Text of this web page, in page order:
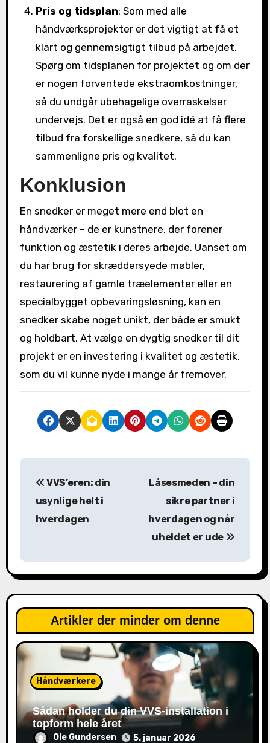
Pris og tidsplan: Som med alle
håndværksprojekter er det vigtigt at få et
klart og gennemsigtigt tilbud på arbejdet.
Spørg om tidsplanen for projektet og om der
er nogen forventede ekstraomkostninger,
så du undgår ubehagelige overraskelser
undervejs. Det er også en god idé at få flere
tilbud fra forskellige snedkere, så du kan
sammenligne pris og kvalitet.
Konklusion
En snedker er meget mere end blot en
håndværker – de er kunstnere, der forener
funktion og æstetik i deres arbejde. Uanset om
du har brug for skræddersyede møbler,
restaurering af gamle træelementer eller en
specialbygget opbevaringsløsning, kan en
snedker skabe noget unikt, der både er smukt
og holdbart. At vælge en dygtig snedker til dit
projekt er en investering i kvalitet og æstetik,
som du vil kunne nyde i mange år fremover.
æ
g
s
n
a
v
i
VVS’eren: din
usynlige helt i
hverdagen
Låsesmeden – din
sikre partner i
hverdagen og når
uheldet er ude
Artikler der minder om denne
Håndværkere
Sådan holder du din VVS-installation i
topform hele året
Ole Gundersen 5. januar 2026